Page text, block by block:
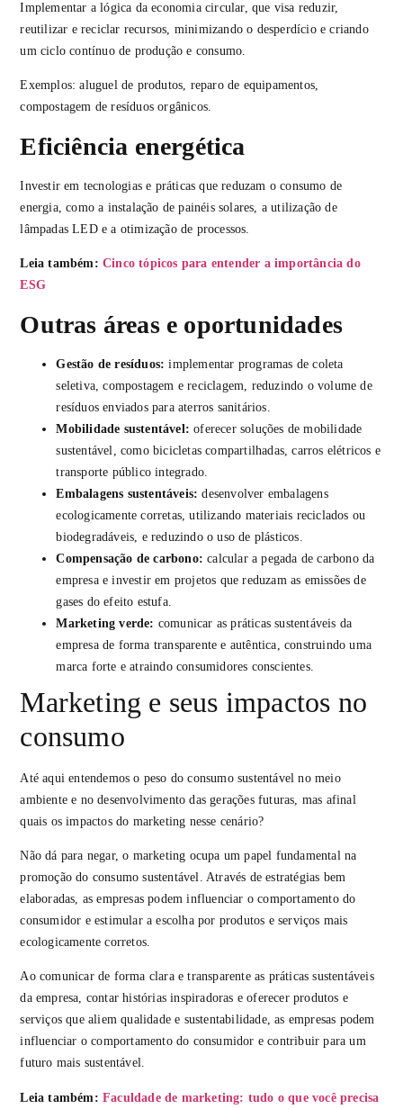
Implementar a lógica da economia circular, que visa reduzir,
reutilizar e reciclar recursos, minimizando o desperdício e criando
um ciclo contínuo de produção e consumo.
Exemplos: aluguel de produtos, reparo de equipamentos,
compostagem de resíduos orgânicos.
Eficiência energética
Investir em tecnologias e práticas que reduzam o consumo de
energia, como a instalação de painéis solares, a utilização de
lâmpadas LED e a otimização de processos.
Leia também:Cinco tópicos para entender a importância do
ESG
Outras áreas e oportunidades
Gestão de resíduos: implementar programas de coleta
seletiva, compostagem e reciclagem, reduzindo o volume de
resíduos enviados para aterros sanitários.
Mobilidade sustentável: oferecer soluções de mobilidade
sustentável, como bicicletas compartilhadas, carros elétricos e
transporte público integrado.
Embalagens sustentáveis: desenvolver embalagens
ecologicamente corretas, utilizando materiais reciclados ou
biodegradáveis, e reduzindo o uso de plásticos.
Compensação de carbono: calcular a pegada de carbono da
empresa e investir em projetos que reduzam as emissões de
gases do efeito estufa.
Marketing verde: comunicar as práticas sustentáveis da
empresa de forma transparente e autêntica, construindo uma
marca forte e atraindo consumidores conscientes.
Marketing e seus impactos no
consumo
Até aqui entendemos o peso do consumo sustentável no meio
ambiente e no desenvolvimento das gerações futuras, mas afinal
quais os impactos do marketing nesse cenário?
Não dá para negar, o marketing ocupa um papel fundamental na
promoção do consumo sustentável. Através de estratégias bem
elaboradas, as empresas podem influenciar o comportamento do
consumidor e estimular a escolha por produtos e serviços mais
ecologicamente corretos.
Ao comunicar de forma clara e transparente as práticas sustentáveis
da empresa, contar histórias inspiradoras e oferecer produtos e
serviços que aliem qualidade e sustentabilidade, as empresas podem
influenciar o comportamento do consumidor e contribuir para um
futuro mais sustentável.
Leia também:Faculdade de marketing: tudo o que você precisa